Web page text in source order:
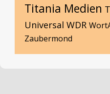
Titania Medien
Universal WDR
Zaubermond